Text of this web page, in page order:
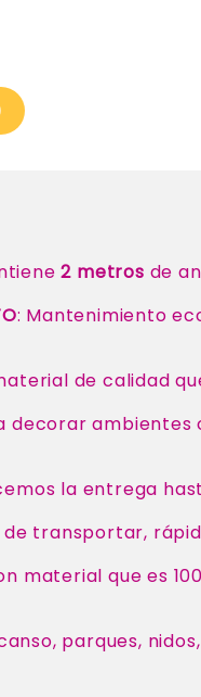
2 metros de
: Mantenimiento
de calidad
decorar
la entrega
de transportar,
material que es
parques,